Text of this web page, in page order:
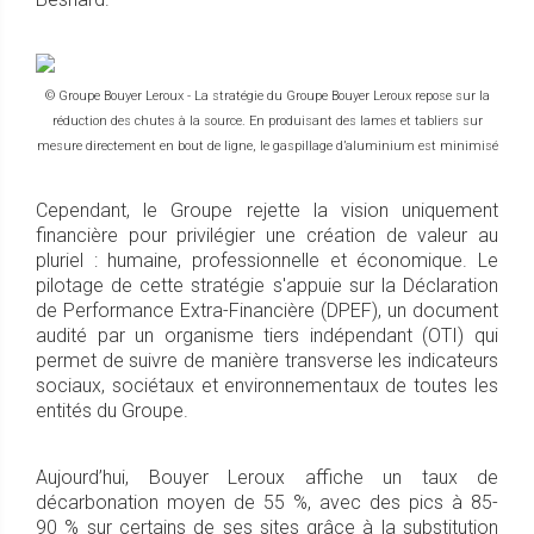
© Groupe Bouyer Leroux - La stratégie du Groupe Bouyer Leroux repose sur la
réduction des chutes à la source. En produisant des lames et tabliers sur
mesure directement en bout de ligne, le gaspillage d’aluminium est minimisé
Cependant, le Groupe rejette la vision uniquement
financière pour privilégier une création de valeur au
pluriel : humaine, professionnelle et économique. Le
pilotage de cette stratégie s'appuie sur la Déclaration
de Performance Extra-Financière (DPEF), un document
audité par un organisme tiers indépendant (OTI) qui
permet de suivre de manière transverse les indicateurs
sociaux, sociétaux et environnementaux de toutes les
entités du Groupe.
Aujourd’hui, Bouyer Leroux affiche un taux de
décarbonation moyen de 55 %, avec des pics à 85-
90 % sur certains de ses sites grâce à la substitution